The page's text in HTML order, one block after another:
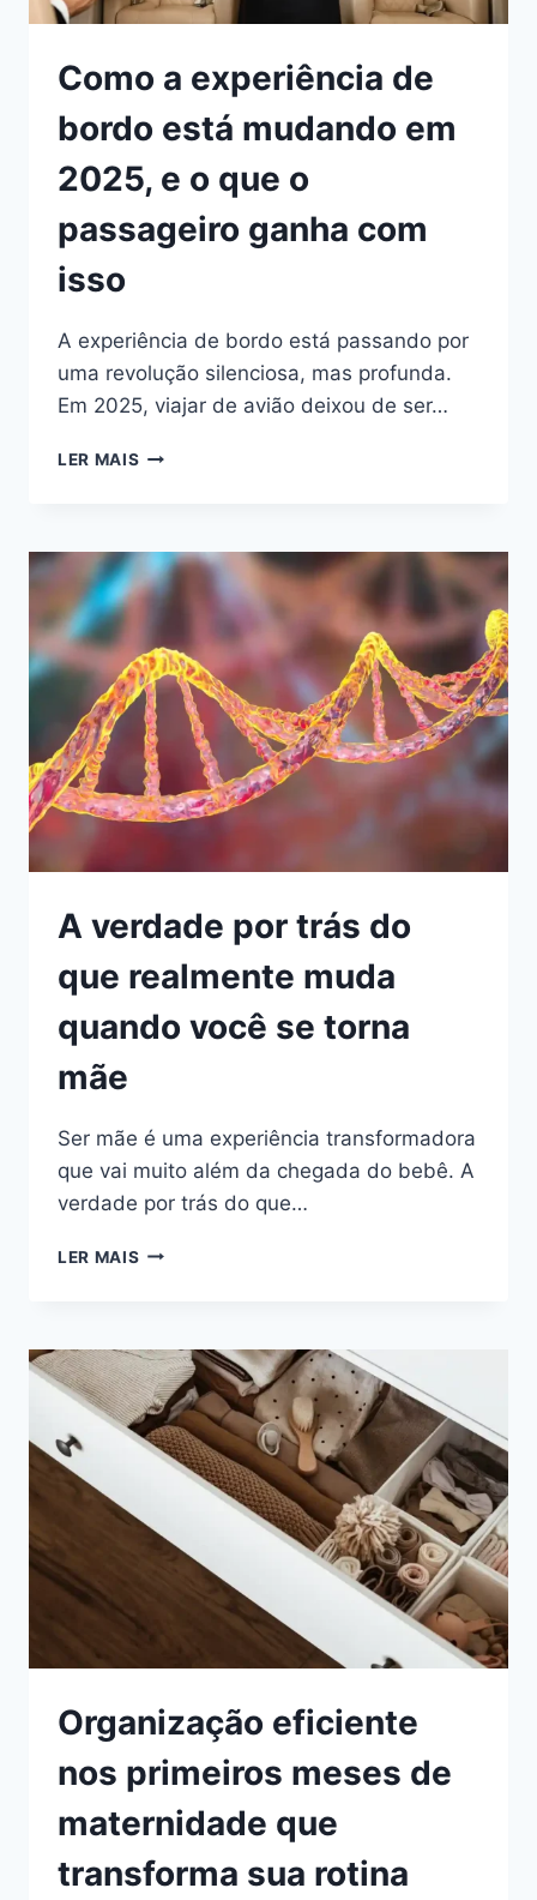
Como a experiência de
bordo está mudando em
2025, e o que o
passageiro ganha com
isso
A experiência de bordo está passando por
uma revolução silenciosa, mas profunda.
Em 2025, viajar de avião deixou de ser…
LER MAIS COMO
BORDO
ESTÁ
MUDANDO
2025,
E
O
QUE
O
PASSAGEIRO
GANHA
A verdade por trás do
que realmente muda
quando você se torna
mãe
Ser mãe é uma experiência transformadora
que vai muito além da chegada do bebê. A
verdade por trás do que…
LER MAIS A
DO
QUE
REALMENTE
MUDA
QUANDO
VOCÊ
TORNA
MÃE
Organização eficiente
nos primeiros meses de
maternidade que
transforma sua rotina